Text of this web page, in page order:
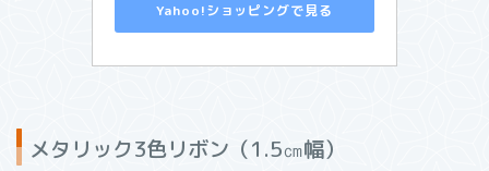
Yahoo!ショッピングで見る
メタリック3色リボン（1.5㎝幅）